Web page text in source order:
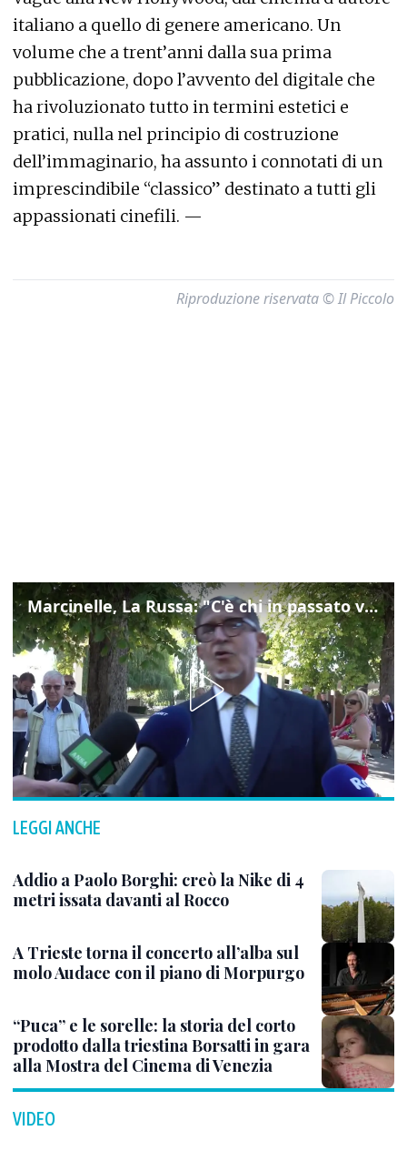
italiano a quello di genere americano. Un
volume che a trent’anni dalla sua prima
pubblicazione, dopo l’avvento del digitale che
ha rivoluzionato tutto in termini estetici e
pratici, nulla nel principio di costruzione
dell’immaginario, ha assunto i connotati di un
imprescindibile “classico” destinato a tutti gli
appassionati cinefili. —
Riproduzione riservata © Il Piccolo
Marcinelle, La Russa: "C'è chi in passato voltava le spalle a Marcinelle"
LEGGI ANCHE
Addio a Paolo Borghi: creò la Nike di 4
metri issata davanti al Rocco
A Trieste torna il concerto all’alba sul
molo Audace con il piano di Morpurgo
“Puca” e le sorelle: la storia del corto
prodotto dalla triestina Borsatti in gara
alla Mostra del Cinema di Venezia
VIDEO